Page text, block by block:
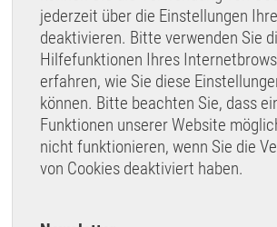
jederzeit über die Einstellungen
deaktivieren. Bitte verwenden Sie
Hilfefunktionen Ihres
erfahren, wie Sie diese
können. Bitte beachten Sie, dass
Funktionen unserer Website
nicht funktionieren, wenn Sie die
von Cookies deaktiviert haben.